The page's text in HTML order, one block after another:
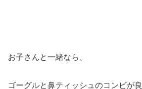
お子さんと一緒なら、
ゴーグルと鼻ティッシュのコンビが良